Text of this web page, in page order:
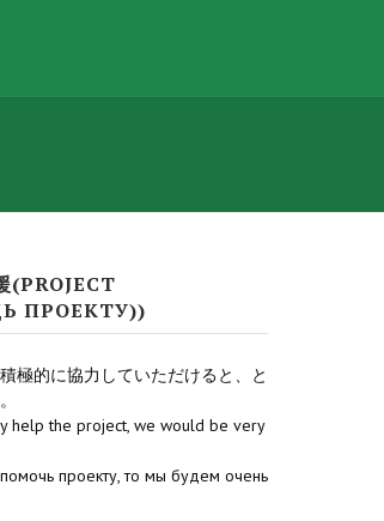
(PROJECT
ПРОЕКТУ))
極的に協力していただけると、と
help the project, we would be very
помочь проекту, то мы будем очень